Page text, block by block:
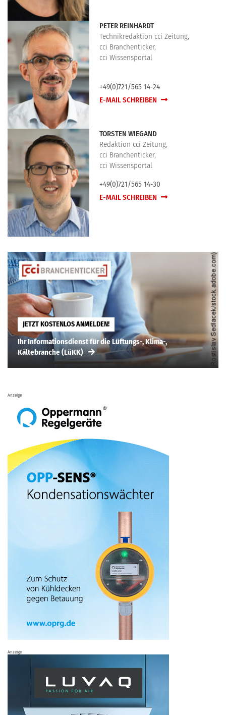
PETER REINHARDT
Technikredaktion cci Zeitung,
cci Branchenticker,
cci Wissensportal
+49(0)721/565 14-24
E-MAIL SCHREIBEN
TORSTEN WIEGAND
Redaktion cci Zeitung,
cci Branchenticker,
cci Wissensportal
+49(0)721/565 14-30
E-MAIL SCHREIBEN
JETZT KOSTENLOS ANMELDEN!
Ihr Informationsdienst für die Lüftungs-, Klima-,
Kältebranche (LüKK)
Anzeige
Anzeige